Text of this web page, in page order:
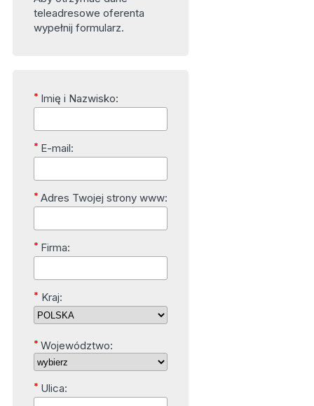
teleadresowe oferenta
wypełnij formularz.
* Imię i Nazwisko:
* E-mail:
* Adres Twojej strony www:
* Firma:
* Kraj:
* Województwo:
* Ulica: